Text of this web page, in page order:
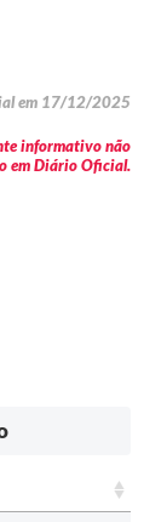
em 17/12/2025
informativo não
em Diário Oficial.